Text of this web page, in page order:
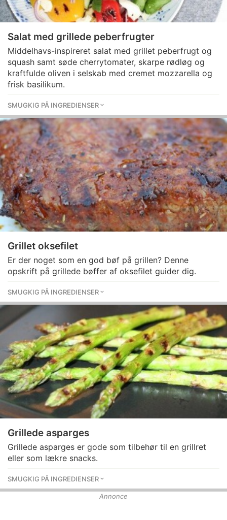
Salat med grillede peberfrugter
Middelhavs-inspireret salat med grillet peberfrugt og
squash samt søde cherrytomater, skarpe rødløg og
kraftfulde oliven i selskab med cremet mozzarella og
frisk basilikum.
SMUGKIG PÅ INGREDIENSER
Grillet oksefilet
Er der noget som en god bøf på grillen? Denne
opskrift på grillede bøffer af oksefilet guider dig.
SMUGKIG PÅ INGREDIENSER
Grillede asparges
Grillede asparges er gode som tilbehør til en grillret
eller som lækre snacks.
SMUGKIG PÅ INGREDIENSER
Annonce